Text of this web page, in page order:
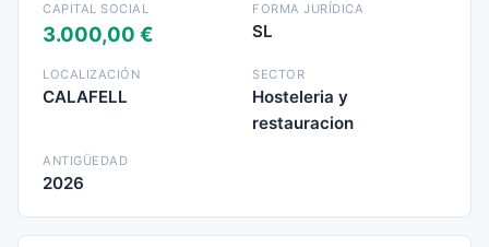
CAPITAL SOCIAL
3.000,00 €
FORMA JURÍDICA
SL
LOCALIZACIÓN
CALAFELL
SECTOR
Hosteleria y
restauracion
ANTIGÜEDAD
2026